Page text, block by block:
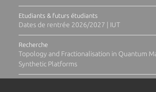
Etudiants & futurs étudiants
Dates de rentrée 2026/2027 | IUT
Recherche
Topology and Fractionalisation in Quantum
Synthetic Platforms